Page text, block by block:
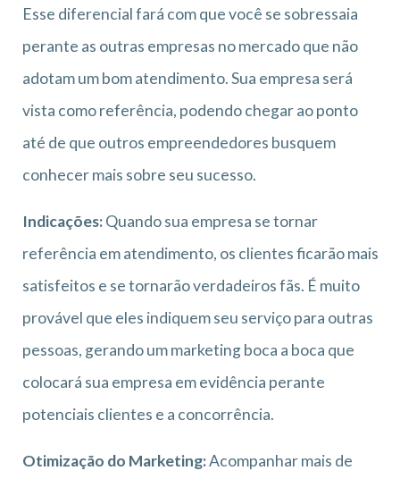
Esse diferencial fará com que você se sobressaia
perante as outras empresas no mercado que não
adotam um bom atendimento. Sua empresa será
vista como referência, podendo chegar ao ponto
até de que outros empreendedores busquem
conhecer mais sobre seu sucesso.
Indicações:Quando sua empresa se tornar
referência em atendimento, os clientes ficarão mais
satisfeitos e se tornarão verdadeiros fãs. É muito
provável que eles indiquem seu serviço para outras
pessoas, gerando um marketing boca a boca que
colocará sua empresa em evidência perante
potenciais clientes e a concorrência.
Otimização do Marketing:Acompanhar mais de